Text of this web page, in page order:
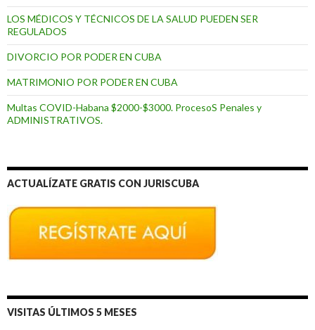
LOS MÉDICOS Y TÉCNICOS DE LA SALUD PUEDEN SER
REGULADOS
DIVORCIO POR PODER EN CUBA
MATRIMONIO POR PODER EN CUBA
Multas COVID-Habana $2000-$3000. ProcesoS Penales y
ADMINISTRATIVOS.
ACTUALÍZATE GRATIS CON JURISCUBA
VISITAS ÚLTIMOS 5 MESES